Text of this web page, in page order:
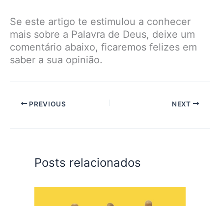
Se este artigo te estimulou a conhecer
mais sobre a Palavra de Deus, deixe um
comentário abaixo, ficaremos felizes em
saber a sua opinião.
PREVIOUS NEXT
Posts relacionados